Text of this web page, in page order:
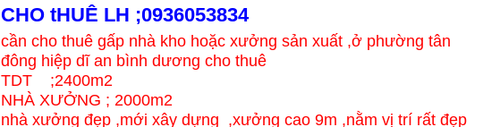
CHO tHUÊ LH ;0936053834
cần cho thuê gấp nhà kho hoặc xưởng sản xuất ,ở phường tân
đông hiệp dĩ an bình dương cho thuê
TDT ;2400m2
NHÀ XƯỞNG ; 2000m2
nhà xưởng đẹp ,mới xây dựng ,xưởng cao 9m ,nằm vị trí rất đẹp